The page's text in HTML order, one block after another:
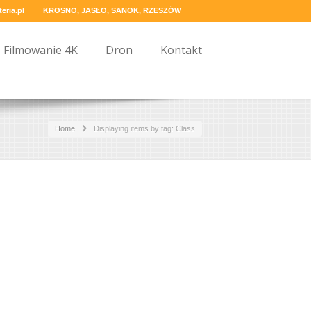
KROSNO, JASŁO, SANOK, RZESZÓW
Filmowanie 4K Dron Kontakt
Home Displaying items by tag: Class